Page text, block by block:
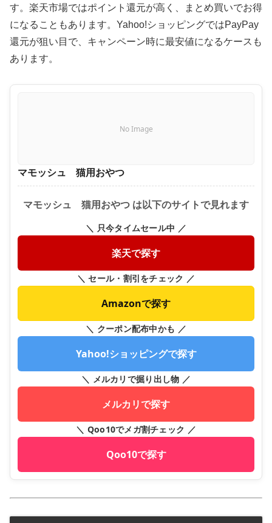
す。楽天市場ではポイント還元が高く、まとめ買いでお得
になることもあります。Yahoo!ショッピングではPayPay
還元が狙い目で、キャンペーン時に最安値になるケースも
あります。
No Image
マモッシュ 猫用おやつ
マモッシュ 猫用おやつ は以下のサイトで見れます
＼ 只今タイムセール中 ／
楽天で探す
＼ セール・割引をチェック ／
Amazonで探す
＼ クーポン配布中かも ／
Yahoo!ショッピングで探す
＼ メルカリで掘り出し物 ／
メルカリで探す
＼ Qoo10でメガ割チェック ／
Qoo10で探す